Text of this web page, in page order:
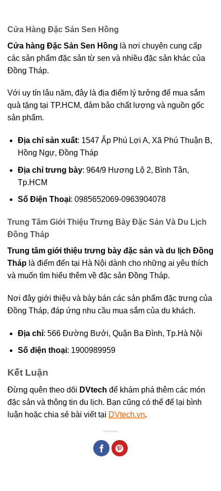
Cửa Hàng Đặc Sản Sen Hồng
Cửa hàng Đặc Sản Sen Hồng là nơi chuyên cung cấp
các sản phẩm đặc sản từ sen và nhiều đặc sản khác của
Đồng Tháp.
Với uy tín lâu năm, đây là địa điểm lý tưởng để mua sắm
quà tặng tại TP.HCM, đảm bảo chất lượng và nguồn gốc
sản phẩm.
Địa chỉ sản xuất: 1547 Ấp Phú Lợi A, Xã Phú Thuận B,
Hồng Ngự, Đồng Tháp
Địa chỉ trưng bày: 964/9 Hương Lộ 2, Bình Tân,
Tp.HCM
Số Điện Thoại: 0985652069-0963904078
Trung Tâm Giới Thiệu Trưng Bày Đặc Sản Và Du Lịch
Đồng Tháp
Trung tâm giới thiệu trưng bày đặc sản và du lịch Đồng
Tháp là điểm đến tại Hà Nội dành cho những ai yêu thích
và muốn tìm hiểu thêm về đặc sản Đồng Tháp.
Nơi đây giới thiệu và bày bán các sản phẩm đặc trưng của
Đồng Tháp, đáp ứng nhu cầu mua sắm của du khách.
Địa chỉ: 566 Đường Bưởi, Quận Ba Đình, Tp.Hà Nội
Số điện thoại: 1900989959
Kết Luận
Đừng quên theo dõi DVtech để khám phá thêm các món
đặc sản và thông tin du lịch. Bạn cũng có thể để lại bình
luận hoặc chia sẻ bài viết tại DVtech.vn.